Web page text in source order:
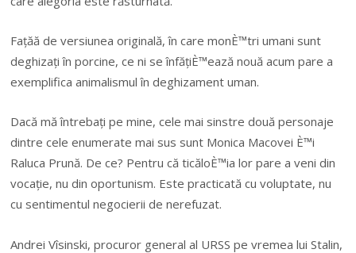
Fațăă de versiunea originală, în care monÈ™tri umani sunt
deghizați în porcine, ce ni se înfățiÈ™ează nouă acum pare a
exemplifica animalismul în deghizament uman.
Dacă mă întrebați pe mine, cele mai sinstre două personaje
dintre cele enumerate mai sus sunt Monica Macovei È™i
Raluca Prună. De ce? Pentru că ticăloÈ™ia lor pare a veni din
vocație, nu din oportunism. Este practicată cu voluptate, nu
cu sentimentul negocierii de nerefuzat.
Andrei Vîsinski, procuror general al URSS pe vremea lui Stalin,